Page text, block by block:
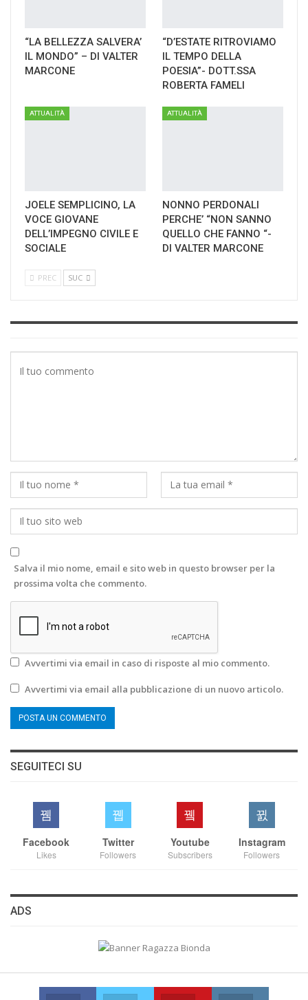
“LA BELLEZZA SALVERA’
IL MONDO” – DI VALTER
MARCONE
“D’ESTATE RITROVIAMO
IL TEMPO DELLA
POESIA”- DOTT.SSA
ROBERTA FAMELI
ATTUALITÀ
JOELE SEMPLICINO, LA
VOCE GIOVANE
DELL’IMPEGNO CIVILE E
SOCIALE
ATTUALITÀ
NONNO PERDONALI
PERCHE’ “NON SANNO
QUELLO CHE FANNO “-
DI VALTER MARCONE
PREC SUC
Salva il mio nome, email e sito web in questo browser per la
prossima volta che commento.
Avvertimi via email in caso di risposte al mio commento.
Avvertimi via email alla pubblicazione di un nuovo articolo.
SEGUITECI SU
Facebook
Likes
Twitter
Followers
Youtube
Subscribers
Instagram
Followers
ADS